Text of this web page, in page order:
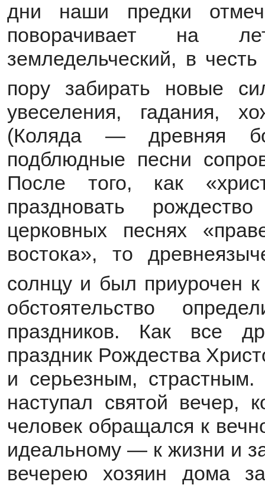
дни наши предки
поворачивает на
земледельческий, в
пору забирать новые
увеселения, гадания,
(Коляда — древняя
подблюдные песни
После того, как
праздновать
церковных песнях
востока», то
солнцу и был приурочен
обстоятельство
праздников. Как все
праздник Рождества
и серьезным,
наступал святой
человек обращался к
идеальному — к жизни и
вечерею хозяин дома